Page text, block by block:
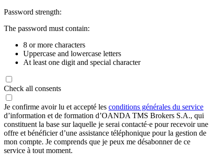
Password strength:
The password must contain:
8 or more characters
Uppercase and lowercase letters
At least one digit and special character
Check all consents
Je confirme avoir lu et accepté les conditions générales du service
d’information et de formation d’OANDA TMS Brokers S.A., qui
constituent la base sur laquelle je serai contacté·e pour recevoir une
offre et bénéficier d’une assistance téléphonique pour la gestion de
mon compte. Je comprends que je peux me désabonner de ce
service à tout moment.